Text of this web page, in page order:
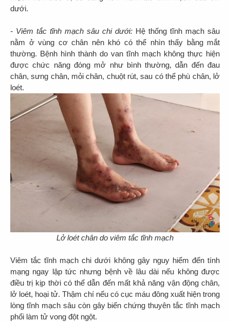
dưới.
- Viêm tắc tĩnh mạch sâu chi dưới: Hệ thống tĩnh mạch sâu
nằm ở vùng cơ chân nên khó có thể nhìn thấy bằng mắt
thường. Bệnh hình thành do van tĩnh mạch không thực hiện
được chức năng đóng mở như bình thường, dẫn đến đau
chân, sưng chân, mỏi chân, chuột rút, sau có thể phù chân, lở
loét.
Lở loét chân do viêm tắc tĩnh mạch
Viêm tắc tĩnh mạch chi dưới không gây nguy hiểm đến tính
mạng ngay lập tức nhưng bệnh về lâu dài nếu không được
điều trị kịp thời có thể dẫn đến mất khả năng vận động chân,
lở loét, hoại tử. Thậm chí nếu có cục máu đông xuất hiện trong
lòng tĩnh mạch sâu còn gây biến chứng thuyên tắc tĩnh mạch
phổi làm tử vong đột ngột.